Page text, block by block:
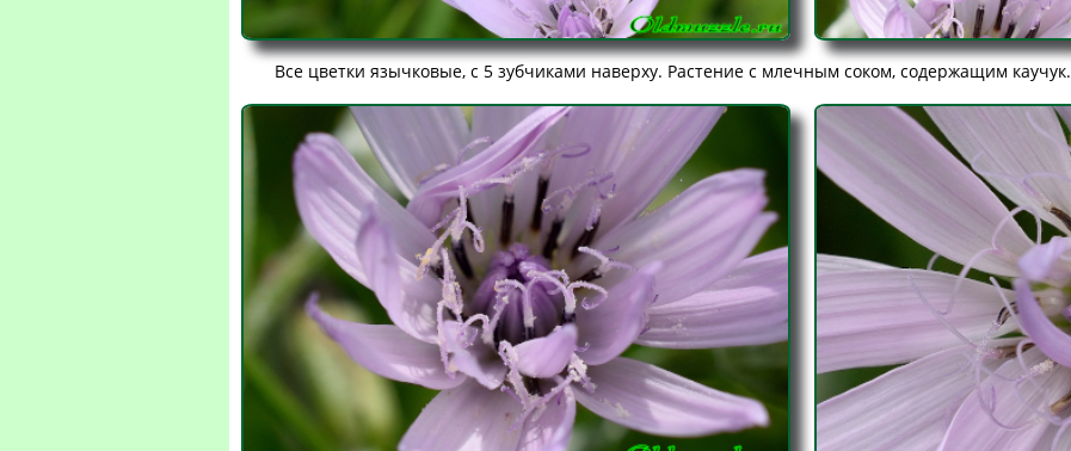
Все цветки язычковые, с 5 зубчиками наверху. Растение с млечным соком, содержащим каучук.